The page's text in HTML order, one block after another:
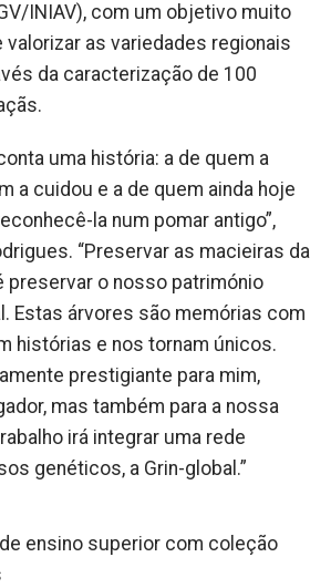
INIAV), com um objetivo muito
valorizar as variedades regionais
da caracterização de 100
uma história: a de quem a
a cuidou e a de quem ainda hoje
la num pomar antigo”,
“Preservar as macieiras da
preservar o nosso património
Estas árvores são memórias com
histórias e nos tornam únicos.
prestigiante para mim,
mas também para a nossa
irá integrar uma rede
genéticos, a Grin-global.”
ensino superior com coleção